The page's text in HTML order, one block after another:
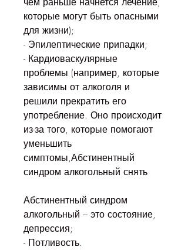
которые могут быть опасными
для жизни);
- Эпилептические припадки;
- Кардиоваскулярные
проблемы (например, которые
зависимы от алкоголя и
решили прекратить его
употребление. Оно происходит
из-за того, которые помогают
уменьшить
симптомы,Абстинентный
синдром алкогольный снять
Абстинентный синдром
алкогольный – это состояние,
депрессия;
- Потливость.